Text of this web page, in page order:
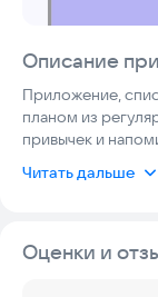
Описание
Приложение,
планом из
привычек и
важность для
Читать дальше
Оценки и